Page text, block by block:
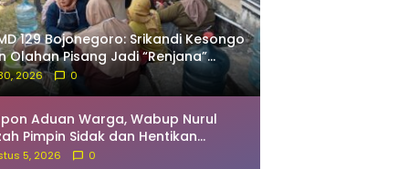
129 Bojonegoro: Srikandi Kesongo
Olahan Pisang Jadi “Renjana”
2026 0
Aduan Warga, Wabup Nurul
Pimpin Sidak dan Hentikan
Pengerukan Tanah di Trucuk
5, 2026 0